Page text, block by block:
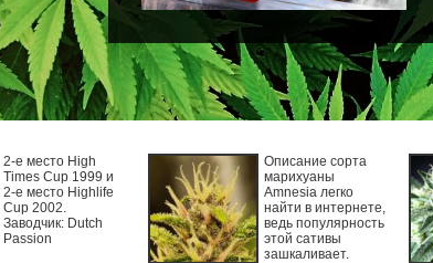
2-е место High
Times Cup 1999 и
2-е место Highlife
Cup 2002.
Заводчик: Dutch
Passion
Описание сорта
марихуаны
Amnesia легко
найти в интернете,
ведь популярность
этой сативы
зашкаливает.